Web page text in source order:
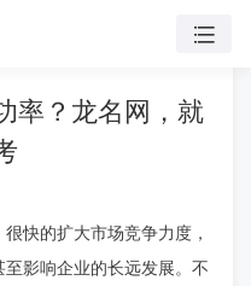
率？龙名网，就
快的扩大市场竞争力度，
影响企业的长远发展。不